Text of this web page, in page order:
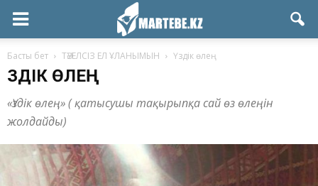
Басты бет ТӘУЕЛСІЗ ЕЛ ҰЛАНЫМЫН Үздік өлең
ҮЗДІК ӨЛЕҢ
«Үздік өлең» ( қатысушы тақырыпқа сай өз өлеңін
жолдайды)